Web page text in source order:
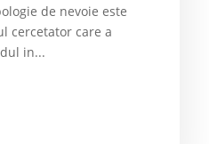
de nevoie este
cercetator care a
in...